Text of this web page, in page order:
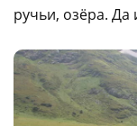
ручьи, озёра. Да